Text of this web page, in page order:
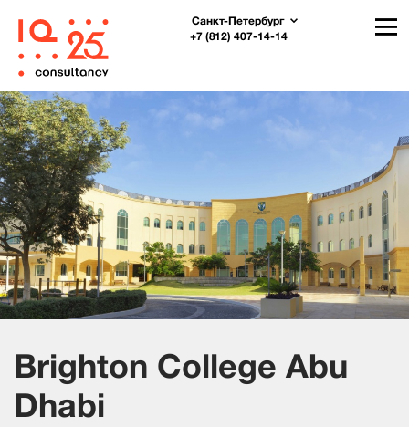
Санкт-Петербург
+7 (812) 407-14-14
Brighton College Abu
Dhabi